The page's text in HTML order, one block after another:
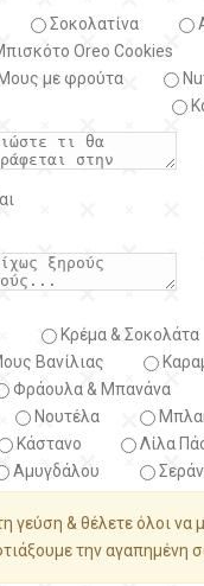
Σοκολατίνα
Oreo Cookies
Μους με φρούτα
Κρέμα & Σοκολάτα
Βανίλιας
Φράουλα & Μπανάνα
Νουτέλα
Κάστανο
Λίλα
Αμυγδάλου
γεύση & θέλετε όλοι να
την αγαπημένη